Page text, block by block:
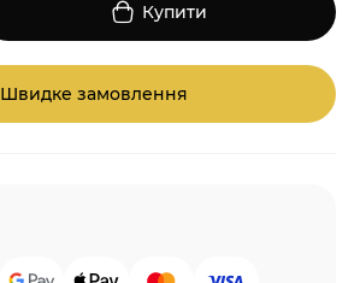
Купити
Швидке замовлення